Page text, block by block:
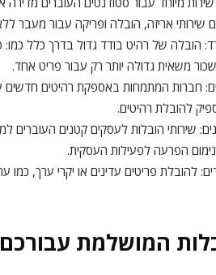
שירותי אריזה, הובלה ופריקה עבור מעבר
הובלה של רהיט בודד גדול בדרך כלל כמו:
משאית גדולה יותר רק עבור פריט אחד.
חברות המתמחות באספקת רהיטים חדשים
להובלת רהיטים.
שירותי הובלות לעסקים קטנים
הפרעה לפעילות העסקית.
להובלת פריטים עדינים או יקרי ערך, כמו
המושלמת